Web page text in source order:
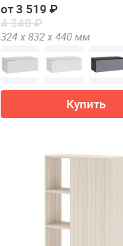
от 3 519 ₽
4 340 ₽
324 х 832 х 440 мм
Купить